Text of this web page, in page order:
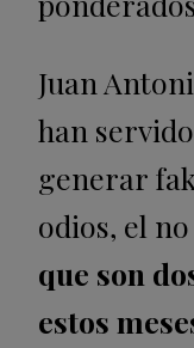
Juan
han
generar
odios, el
que son
estos